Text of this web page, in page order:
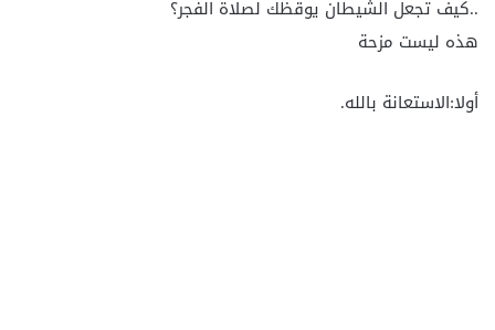
..كيف تجعل الشيطان يوقظك لصلاة الفجر؟
هذه ليست مزحة
أولا:الاستعانة بالله.